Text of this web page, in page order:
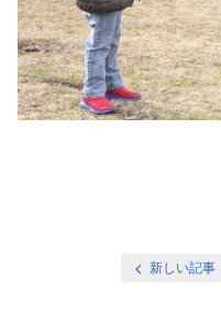
新しい記事